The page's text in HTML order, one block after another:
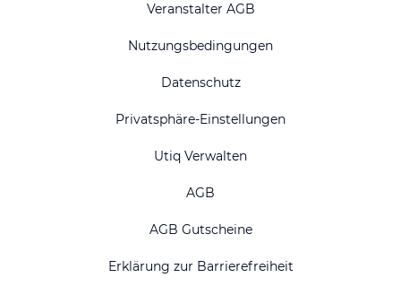
Veranstalter AGB
Nutzungsbedingungen
Datenschutz
Privatsphäre-Einstellungen
Utiq Verwalten
AGB
AGB Gutscheine
Erklärung zur Barrierefreiheit